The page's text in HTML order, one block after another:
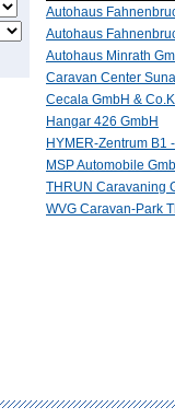
Autohaus
Autohaus
Autohaus Minrath
Caravan Center Suna
Cecala GmbH &
Hangar 426 GmbH
HYMER-Zentrum B1
MSP Automobile
THRUN Caravaning
WVG Caravan-Park